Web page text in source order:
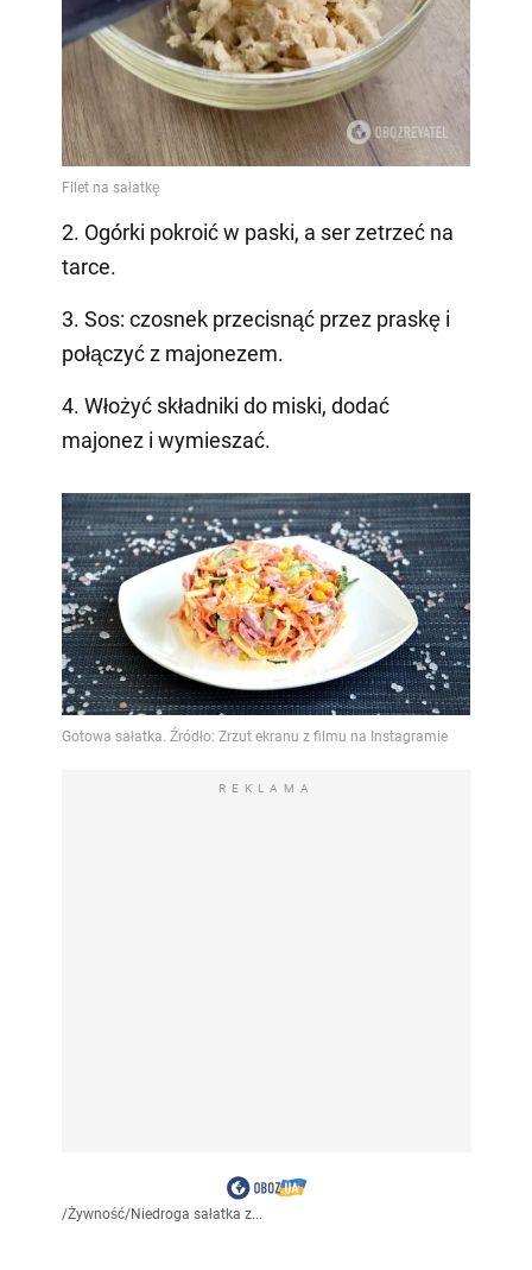
2. Ogórki pokroić w paski, a ser zetrzeć na
tarce.
3. Sos: czosnek przecisnąć przez praskę i
połączyć z majonezem.
4. Włożyć składniki do miski, dodać
majonez i wymieszać.
REKLAMA
/Żywność/Niedroga sałatka z...